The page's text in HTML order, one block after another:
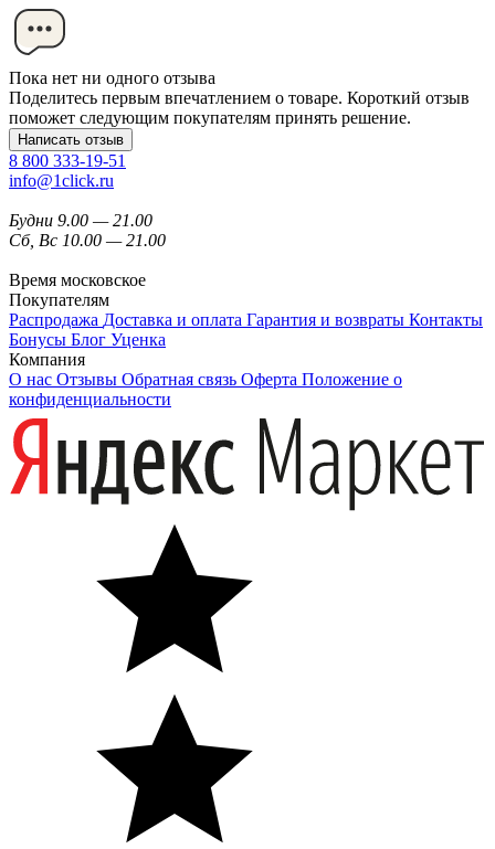
Пока нет ни одного отзыва
Поделитесь первым впечатлением о товаре. Короткий отзыв
поможет следующим покупателям принять решение.
Написать отзыв
8 800 333-19-51
info@1click.ru
Будни 9.00 — 21.00
Сб, Вс 10.00 — 21.00
Время московское
Покупателям
Распродажа Доставка и оплата Гарантия и возвраты Контакты
Бонусы Блог Уценка
Компания
О нас Отзывы Обратная связь Оферта Положение о
конфиденциальности